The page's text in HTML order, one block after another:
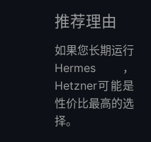
推荐理由
如果您长期运行
Hermes，
Hetzner可能是
性价比最高的选
择。